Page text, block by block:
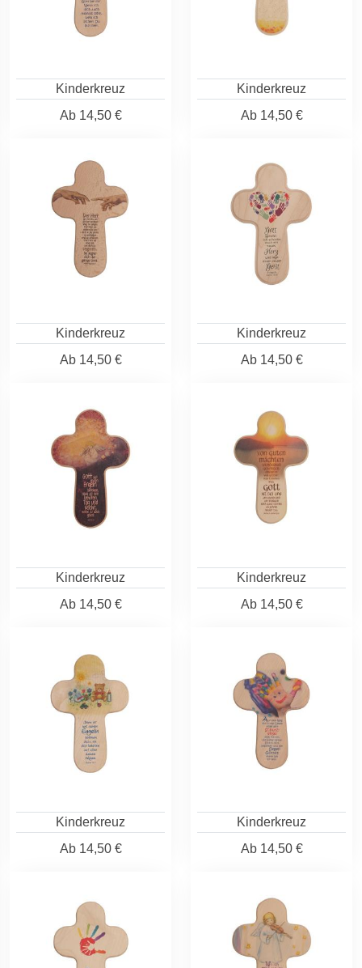
Kinderkreuz
Ab14,50 €
Kinderkreuz
Ab14,50 €
Kinderkreuz
Ab14,50 €
Kinderkreuz
Ab14,50 €
Kinderkreuz
Ab14,50 €
Kinderkreuz
Ab14,50 €
Kinderkreuz
Ab14,50 €
Kinderkreuz
Ab14,50 €